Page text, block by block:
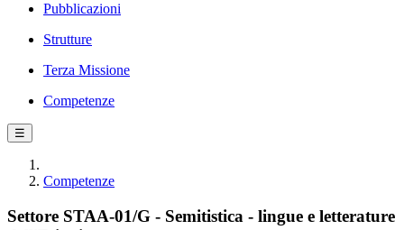
Pubblicazioni
Strutture
Terza Missione
Competenze
☰
Competenze
Settore STAA-01/G - Semitistica - lingue e letterature